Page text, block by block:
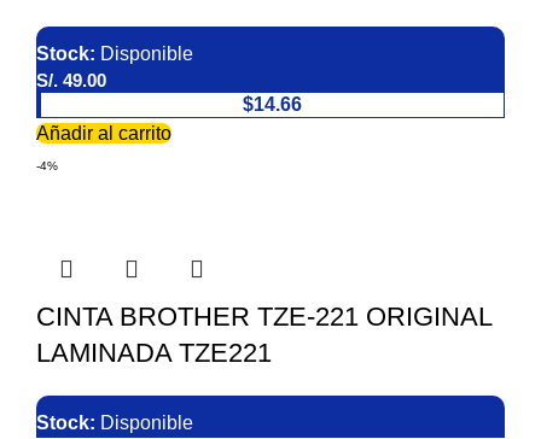
Stock: Disponible
S/. 49.00
$14.66
Añadir al carrito
-4%
CINTA BROTHER TZE-221 ORIGINAL
LAMINADA TZE221
Stock: Disponible